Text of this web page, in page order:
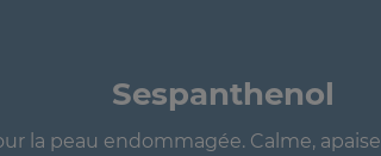
Sespanthenol
la peau endommagée. Calme,